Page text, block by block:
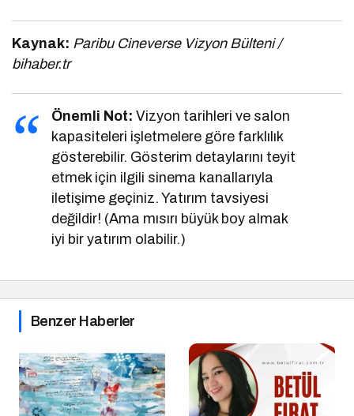
Kaynak: Paribu Cineverse Vizyon Bülteni /
bihaber.tr
Önemli Not: Vizyon tarihleri ve salon
kapasiteleri işletmelere göre farklılık
gösterebilir. Gösterim detaylarını teyit
etmek için ilgili sinema kanallarıyla
iletişime geçiniz. Yatırım tavsiyesi
değildir! (Ama mısırı büyük boy almak
iyi bir yatırım olabilir.)
Benzer Haberler